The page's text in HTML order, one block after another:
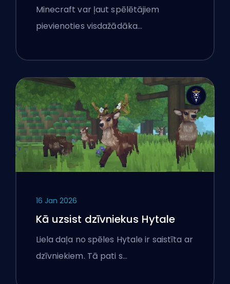
Minecraft var ļaut spēlētājiem
pievienoties visdažādāka…
16 Jan 2026
Kā uzsist dzīvniekus Hytale
Liela daļa no spēles Hytale ir saistīta ar
dzīvniekiem. Tā pati s…